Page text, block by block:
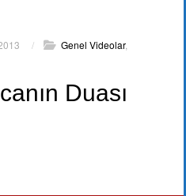
/ Genel Videolar,
Duası